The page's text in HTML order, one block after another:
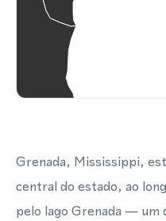
Grenada, Mississippi,
central do estado, ao
pelo lago Grenada — um